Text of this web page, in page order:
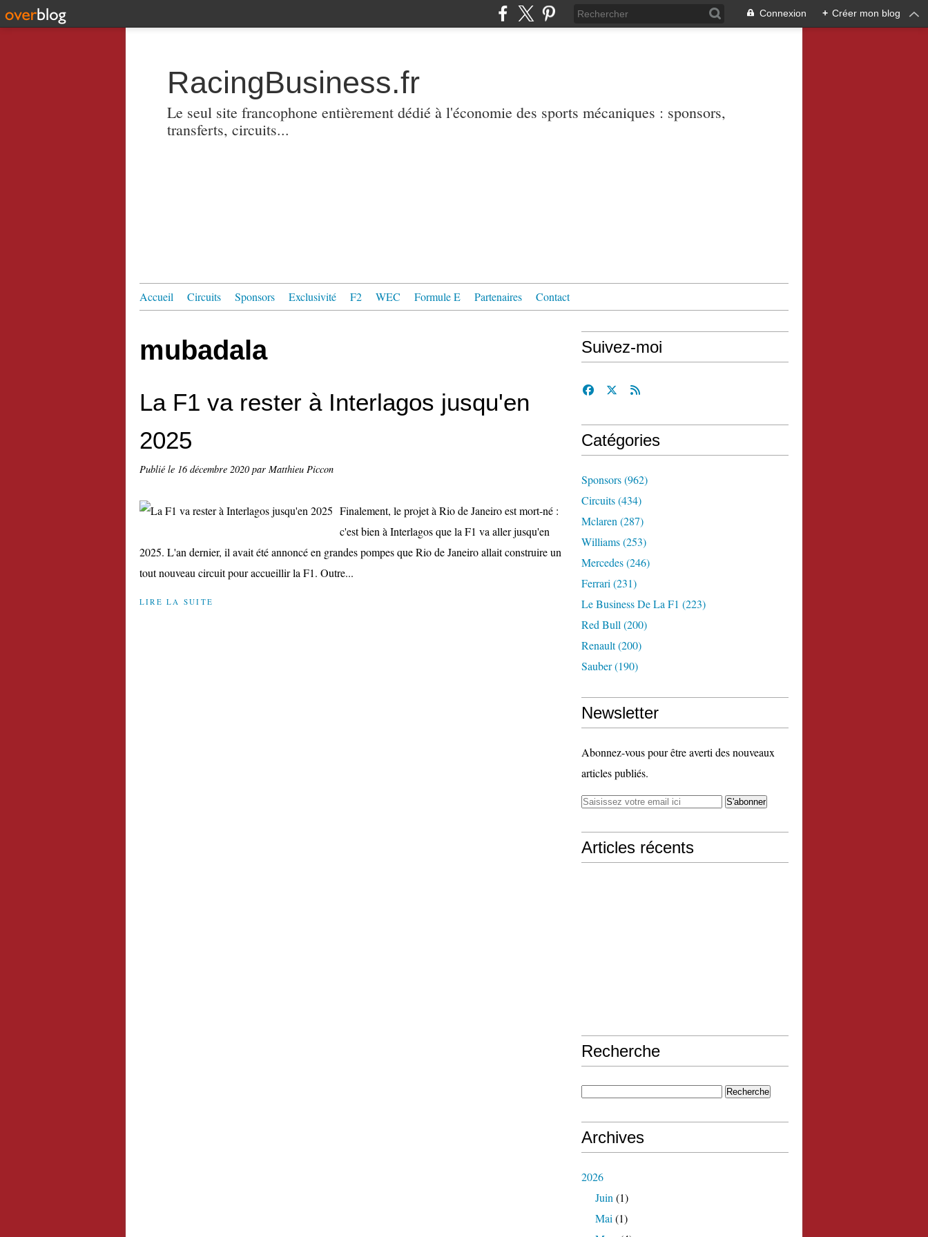
Connexion + Créer mon blog
RacingBusiness.fr
Le seul site francophone entièrement dédié à l'économie des sports mécaniques : sponsors,
transferts, circuits...
Accueil Circuits Sponsors Exclusivité F2 WEC Formule E Partenaires Contact
mubadala
La F1 va rester à Interlagos jusqu'en
2025
Publié le 16 décembre 2020par Matthieu Piccon
Finalement, le projet à Rio de Janeiro est mort-né :
c'est bien à Interlagos que la F1 va aller jusqu'en
2025. L'an dernier, il avait été annoncé en grandes pompes que Rio de Janeiro allait construire un
tout nouveau circuit pour accueillir la F1. Outre...
LIRE LA SUITE
Suivez-moi
Catégories
Sponsors(962)
Circuits(434)
Mclaren (287)
Williams(253)
Mercedes(246)
Ferrari (231)
Le Business De La F1 (223)
Red Bull (200)
Renault(200)
Sauber(190)
Newsletter
Abonnez-vous pour être averti des nouveaux
articles publiés.
Articles récents
Recherche
Archives
2026
Juin (1)
Mai (1)